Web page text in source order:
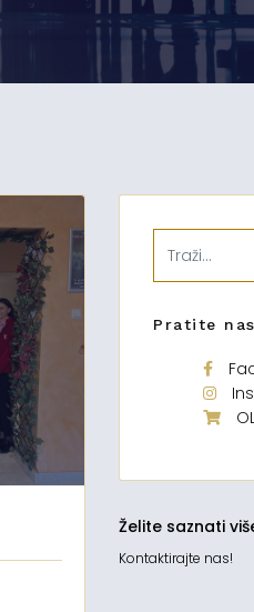
Pratite nas
Želite saznati
Kontaktirajte nas!